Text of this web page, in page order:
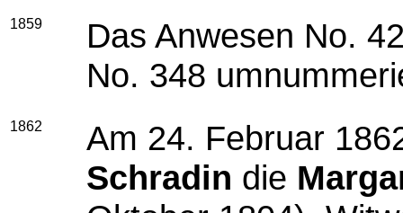
1859
Das Anwesen No.
No. 348
1862
Am 24. Februar
Schradin die